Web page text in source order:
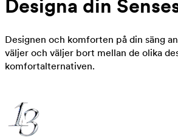
Designa din
Designen och komforten på din säng
väljer och väljer bort mellan de olika
komfortalternativen.